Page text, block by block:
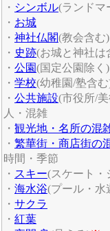
・ シンボル(ランドマ
・ お城
・ 神社仏閣(教会含む)
・ 史跡(お城と神社は
・ 公園(国定公園除く)
・ 学校(幼稚園/塾含
・ 公共施設(市役所/
人・混雑
・ 観光地・名所の混
・ 繁華街・商店街の
時間・季節
・ スキー(スケート・
・ 海水浴(プール・水
・ サクラ
・ 紅葉